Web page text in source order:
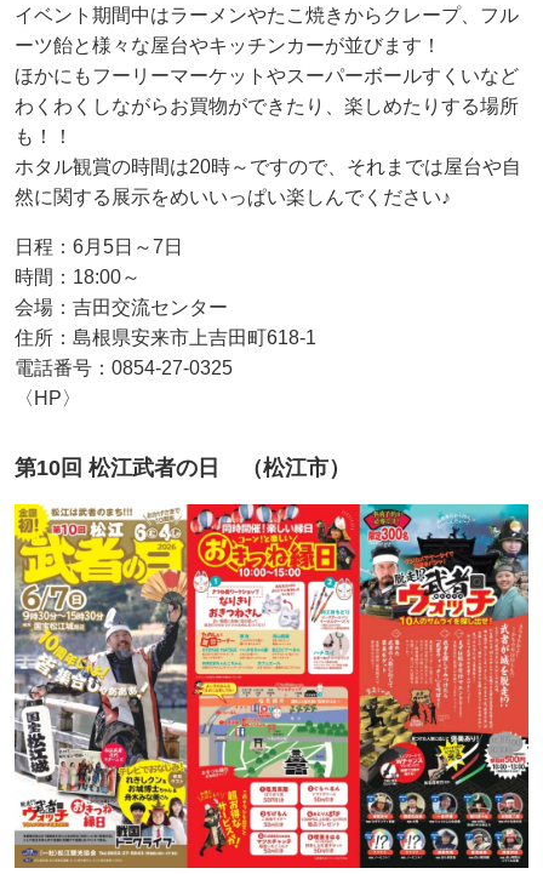
イベント期間中はラーメンやたこ焼きからクレープ、フル
ーツ飴と様々な屋台やキッチンカーが並びます！
ほかにもフーリーマーケットやスーパーボールすくいなど
わくわくしながらお買物ができたり、楽しめたりする場所
も！！
ホタル観賞の時間は20時～ですので、それまでは屋台や自
然に関する展示をめいいっぱい楽しんでください♪
日程：6月5日～7日
時間：18:00～
会場：吉田交流センター
住所：島根県安来市上吉田町618-1
電話番号：0854-27-0325
〈HP〉
第10回 松江武者の日 （松江市）